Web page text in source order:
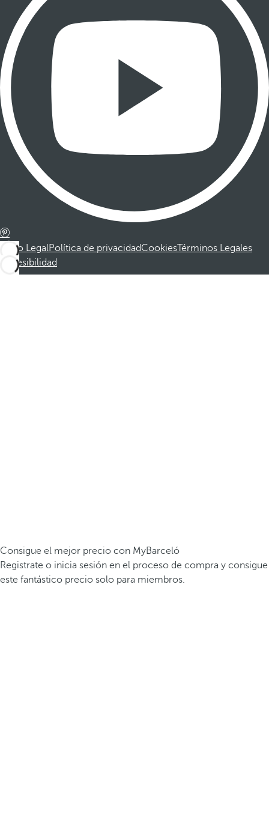
Aviso LegalPolítica de privacidadCookiesTérminos Legales
Accesibilidad
Consigue el mejor precio con MyBarceló
Registrate o inicia sesión en el proceso de compra y consigue
este fantástico precio solo para miembros.